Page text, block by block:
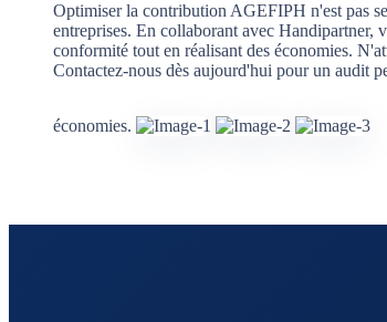
Optimiser la contribution AGEFIPH n'est pas
entreprises. En collaborant avec Handipartner,
conformité tout en réalisant des économies.
Contactez-nous dès aujourd'hui pour un audit
économies.